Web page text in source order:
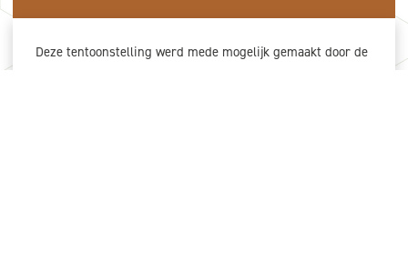
Deze tentoonstelling werd mede mogelijk gemaakt door de